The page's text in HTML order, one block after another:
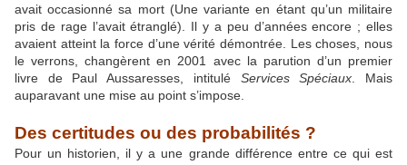
avait occasionné sa mort (Une variante en étant qu’un militaire
pris de rage l’avait étranglé). Il y a peu d’années encore ; elles
avaient atteint la force d’une vérité démontrée. Les choses, nous
le verrons, changèrent en 2001 avec la parution d’un premier
livre de Paul Aussaresses, intitulé Services Spéciaux . Mais
auparavant une mise au point s’impose.
Des certitudes ou des probabilités ?
Pour un historien, il y a une grande différence entre ce qui est